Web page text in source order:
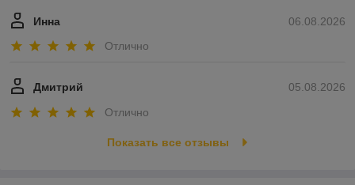
06.08.2026
Инна
Отлично
05.08.2026
Дмитрий
Отлично
Показать все отзывы